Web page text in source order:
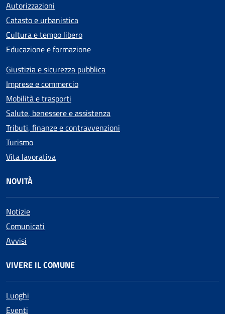
Autorizzazioni
Catasto e urbanistica
Cultura e tempo libero
Educazione e formazione
Giustizia e sicurezza pubblica
Imprese e commercio
Mobilità e trasporti
Salute, benessere e assistenza
Tributi, finanze e contravvenzioni
Turismo
Vita lavorativa
NOVITÀ
Notizie
Comunicati
Avvisi
VIVERE IL COMUNE
Luoghi
Eventi